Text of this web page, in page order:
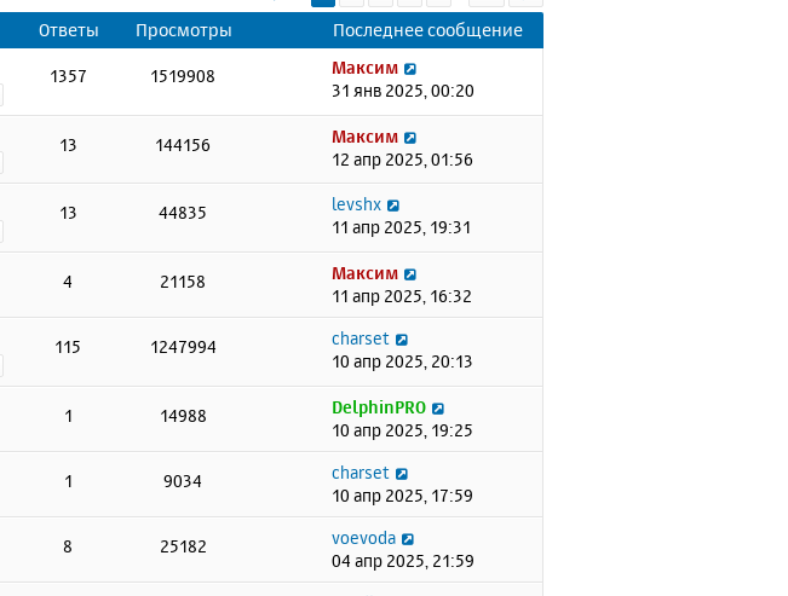
Ответы Просмотры Последнее сообщение
1357 1519908
Максим
31 янв 2025, 00:20
13 144156
Максим
12 апр 2025, 01:56
13 44835
levshx
11 апр 2025, 19:31
4 21158
Максим
11 апр 2025, 16:32
115 1247994
charset
10 апр 2025, 20:13
1 14988
DelphinPRO
10 апр 2025, 19:25
1 9034
charset
10 апр 2025, 17:59
8 25182
voevoda
04 апр 2025, 21:59